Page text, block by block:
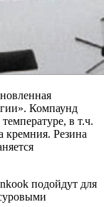
Компаунд
в т.ч.
кремния. Резина
подойдут для